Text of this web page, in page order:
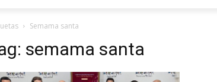
Semama santa
semama santa